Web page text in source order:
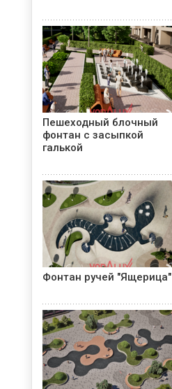
Пешеходный блочный
фонтан с засыпкой
галькой
Фонтан ручей "Ящерица"